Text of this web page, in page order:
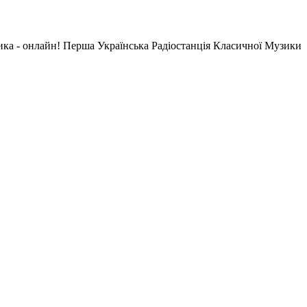
- онлайн! Перша Українська Радіостанція Класичної Музики